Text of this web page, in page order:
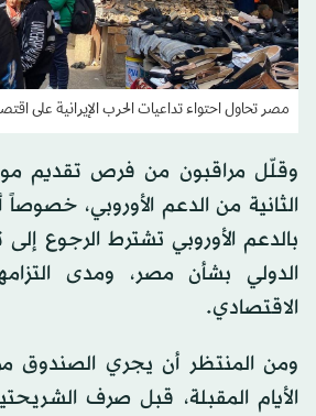
مصر تحاول احتواء تداعيات الحرب الإيرانية على
وقلّل مراقبون من فرص تقديم
الثانية من الدعم الأوروبي، خصوصاً
بالدعم الأوروبي تشترط الرجوع
الدولي بشأن مصر، ومدى
الاقتصادي.
ومن المنتظر أن يجري الصندوق
الأيام المقبلة، قبل صرف